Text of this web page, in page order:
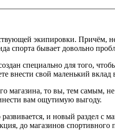
экипировки. Причём,
спорта бывает довольно
специально для того,
внести свой маленький
магазина, то вы, тем самым,
вам ощутимую выгоду.
и новый раздел
до магазинов спортивного